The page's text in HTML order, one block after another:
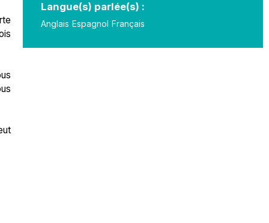
Langue(s) parlée(s) :
Anglais Espagnol Français